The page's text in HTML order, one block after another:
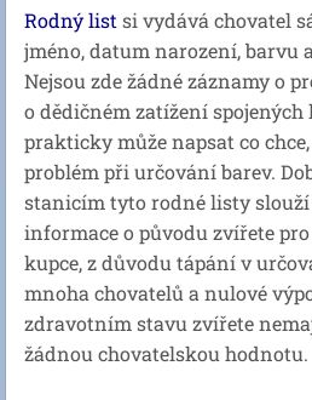
Rodný list si vydává chovatel
jméno, datum narození, barvu
Nejsou zde žádné záznamy o
o dědičném zatížení
prakticky může napsat co
problém při určování barev.
stanicím tyto rodné listy
informace o původu zvířete
kupce, z důvodu tápání v
mnoha chovatelů a nulové
zdravotním stavu zvířete
žádnou chovatelskou hodnotu.